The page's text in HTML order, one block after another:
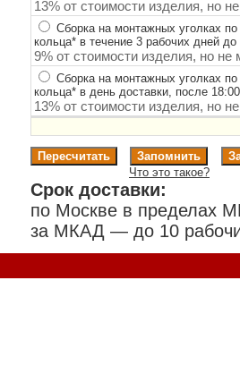
13% от стоимости изделия, но
Сборка на монтажных уголках
кольца*в течение 3 рабочих дней до
9% от стоимости изделия, но не
Сборка на монтажных уголках
кольца*в день доставки, после
13% от стоимости изделия, но
Что это такое?
Срок доставки:
по Москве в пределах
за МКАД — до 10